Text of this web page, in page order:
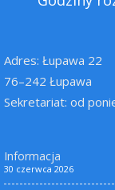
Adres: Łupawa 22
76–242 Łupawa
Sekretariat: od
Informacja
30 czerwca 2026